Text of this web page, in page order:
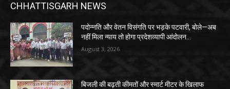
CHHATTISGARH NEWS
पदोन्नति और वेतन विसंगति पर भड़के पटवारी, बोले—अब
नहीं मिला न्याय तो होगा प्रदेशव्यापी आंदोलन…
August 3, 2026
बिजली की बढ़ती कीमतों और स्मार्ट मीटर के खिलाफ